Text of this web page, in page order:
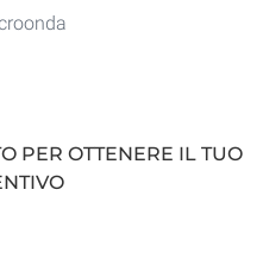
PER OTTENERE IL TUO